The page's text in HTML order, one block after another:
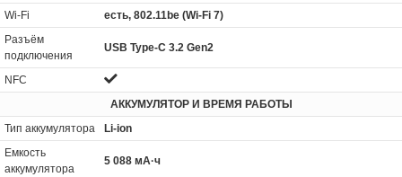
Wi-Fi
есть, 802.11be (Wi-Fi 7)
Разъём
подключения
USB Type-C 3.2 Gen2
NFC
АККУМУЛЯТОР И ВРЕМЯ РАБОТЫ
Тип аккумулятора
Li-ion
Емкость
аккумулятора
5 088 мА·ч